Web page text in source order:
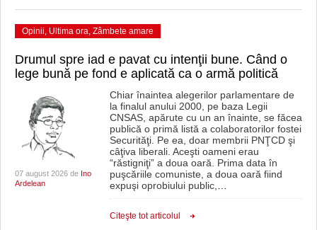
FILME DOCUMENTARE
CLIPURI VIDEO
JOCURI ONLINE
FARMACII DIN TIMIŞOARA
HARTA TIMIŞOAREI
Opinii Ultima ora Zâmbete amare
Drumul spre iad e pavat cu intenţii bune. Când o
lege bună pe fond e aplicată ca o armă politică
07 august 2026 de Ino
Ardelean
Chiar înaintea alegerilor parlamentare de
la finalul anului 2000, pe baza Legii
CNSAS, apărute cu un an înainte, se făcea
publică o primă listă a colaboratorilor fostei
Securităţi. Pe ea, doar membrii PNŢCD şi
câţiva liberali. Aceşti oameni erau
“răstigniţi” a doua oară. Prima data în
puşcăriile comuniste, a doua oară fiind
expuşi oprobiului public,
Citeşte tot articolul